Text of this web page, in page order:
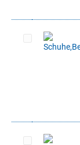
Artikel